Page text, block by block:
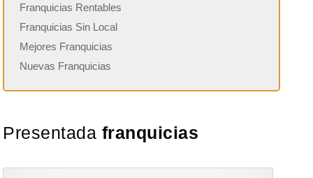
Franquicias Rentables
Franquicias Sin Local
Mejores Franquicias
Nuevas Franquicias
Presentada franquicias